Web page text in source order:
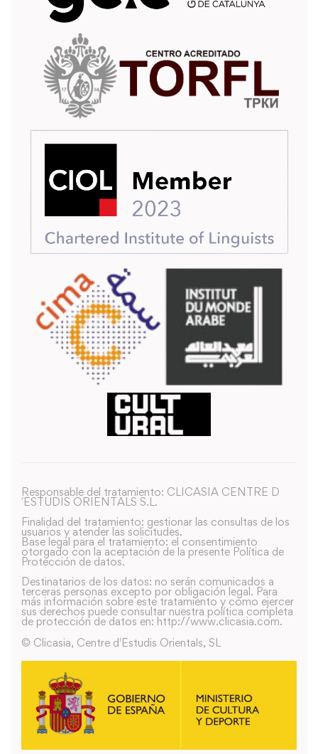
Responsable del tratamiento: CLICASIA CENTRE D
´ESTUDIS ORIENTALS S.L.
Finalidad del tratamiento: gestionar las consultas de los
usuarios y atender las solicitudes.
Base legal para el tratamiento: el consentimiento
otorgado con la aceptación de la presente Política de
Protección de datos.
Destinatarios de los datos: no serán comunicados a
terceras personas excepto por obligación legal. Para
más información sobre este tratamiento y como ejercer
sus derechos puede consultar nuestra política completa
de protección de datos en: http://www.clicasia.com.
© Clicasia, Centre d'Estudis Orientals, SL